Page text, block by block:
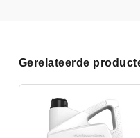
Gerelateerde